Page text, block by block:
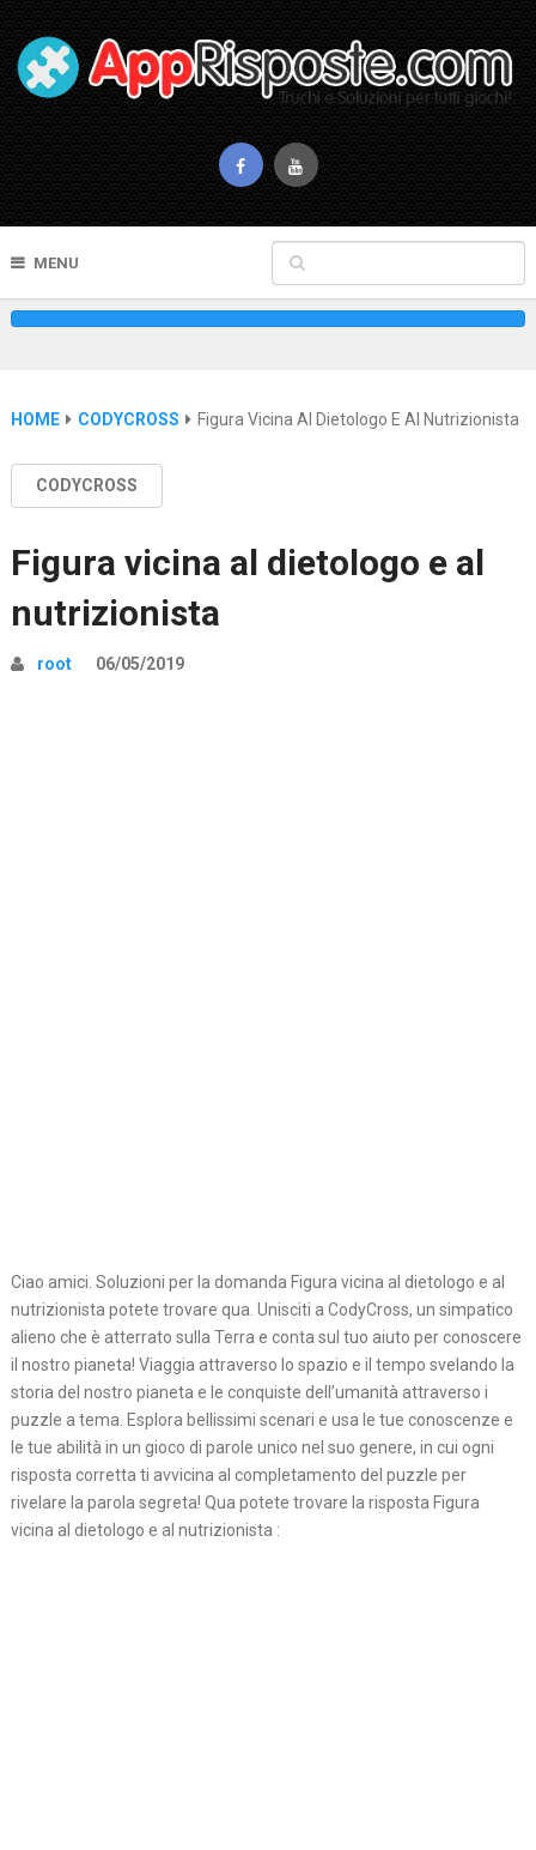
MENU
HOME CODYCROSS Figura Vicina Al Dietologo E Al Nutrizionista
CODYCROSS
Figura vicina al dietologo e al
nutrizionista
root 06/05/2019
Ciao amici. Soluzioni per la domanda Figura vicina al dietologo e al
nutrizionista potete trovare qua. Unisciti a CodyCross, un simpatico
alieno che è atterrato sulla Terra e conta sul tuo aiuto per conoscere
il nostro pianeta! Viaggia attraverso lo spazio e il tempo svelando la
storia del nostro pianeta e le conquiste dell’umanità attraverso i
puzzle a tema. Esplora bellissimi scenari e usa le tue conoscenze e
le tue abilità in un gioco di parole unico nel suo genere, in cui ogni
risposta corretta ti avvicina al completamento del puzzle per
rivelare la parola segreta! Qua potete trovare la risposta Figura
vicina al dietologo e al nutrizionista :